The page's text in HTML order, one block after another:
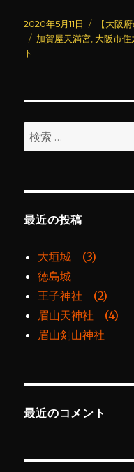
投
稿
日:
2020年5月11日
カ
テ
【大阪
タ
加賀屋天満宮 大阪市住
ト
検
索:
最近の投稿
大垣城 (3)
徳島城
王子神社 (2)
眉山天神社 (4)
眉山剣山神社
最近のコメント